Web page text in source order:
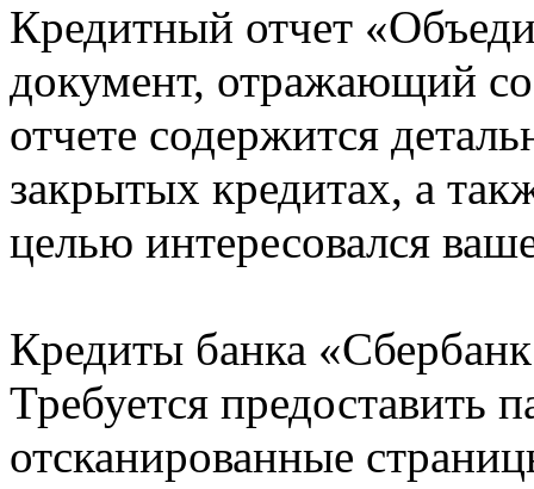
Кредитный отчет
документ, отражающий
отчете содержится
закрытых кредитах, а
целью интересовался
Кредиты банка
Требуется предоставить
отсканированные